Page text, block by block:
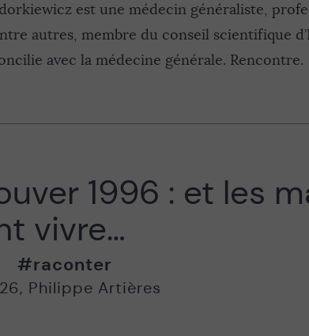
est une médecin généraliste,
autres, membre du conseil scientifique
avec la médecine générale. Rencontre.
1996 : et les
vivre…
#raconter
, Philippe Artières